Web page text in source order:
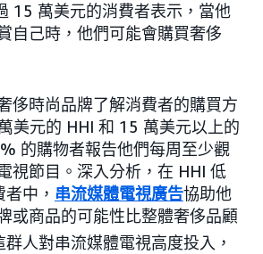
15 萬美元的消費者表示，當他
自己時，他們可能會購買奢侈
侈時尚品牌了解消費者的購買方
美元的 HHI 和 15 萬美元以上的
的購物者報告他們每周至少觀
視節目。深入分析，在 HHI 低
中， 串流媒體電視廣告協助他
或商品的可能性比整體奢侈品顧
群人對串流媒體電視高度投入，